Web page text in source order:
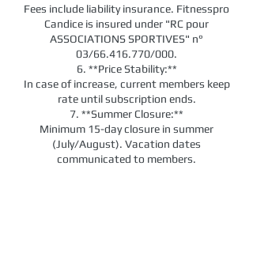
Fees include liability insurance. Fitnesspro
Candice is insured under "RC pour
ASSOCIATIONS SPORTIVES" n°
03/66.416.770/000.
6. **Price Stability:**
In case of increase, current members keep
rate until subscription ends.
7. **Summer Closure:**
Minimum 15-day closure in summer
(July/August). Vacation dates
communicated to members.